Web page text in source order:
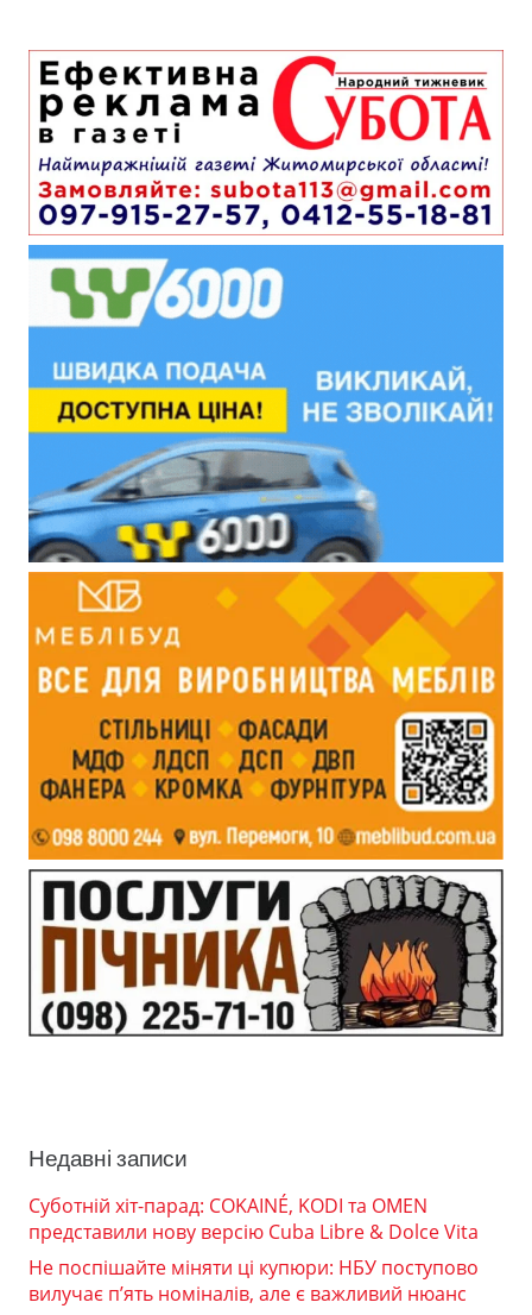
Недавні записи
Суботній хіт-парад: COKAINÉ, KODI та OMEN
представили нову версію Cuba Libre & Dolce Vita
Не поспішайте міняти ці купюри: НБУ поступово
вилучає п’ять номіналів, але є важливий нюанс